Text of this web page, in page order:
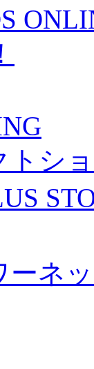
トシ
ーネ